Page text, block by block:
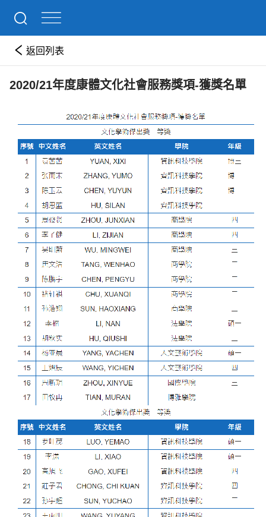
返回列表
2020/21年度康體文化社會服務獎項-獲獎名單